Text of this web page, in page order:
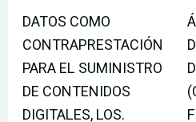
DATOS COMO
CONTRAPRESTACIÓN
PARA EL SUMINISTRO
DE CONTENIDOS
DIGITALES, LOS.